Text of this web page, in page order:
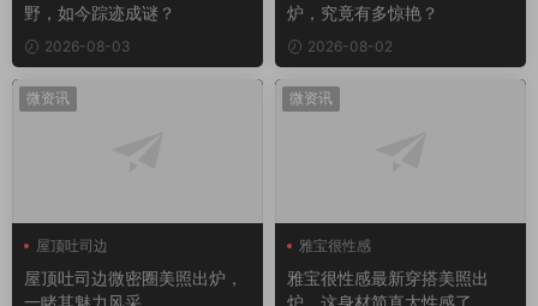
野，如今踪迹成谜？
2026-08-03
炉，究竟有多惊艳？
2026-08-02
微资讯
屋顶吐司边
屋顶吐司边微密圈
屋顶吐司边微密圈美照出炉，
一睹其魅力风采
微资讯
雅宝很性感
雅宝很性感最新穿搭美照出
炉，这身材简直太性感了